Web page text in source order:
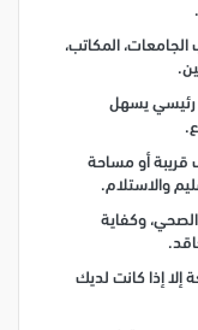
المكاتب،
رئيسي يسهل
أو مساحة
والاستلام.
وكفاية
إلا إذا كانت لديك